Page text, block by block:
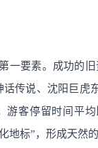
一要素。成功的
传说、沈阳巨虎
客停留时间平
地标”，形成天然的